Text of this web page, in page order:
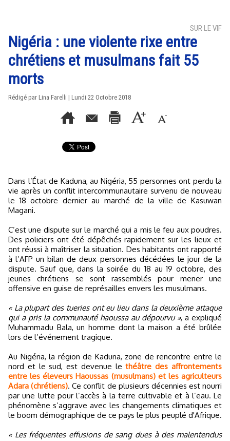
SUR LE VIF
Nigéria : une violente rixe entre
chrétiens et musulmans fait 55
morts
Rédigé par Lina Farelli | Lundi 22 Octobre 2018
Dans l’État de Kaduna, au Nigéria, 55 personnes ont perdu la
vie après un conflit intercommunautaire survenu de nouveau
le 18 octobre dernier au marché de la ville de Kasuwan
Magani.
C’est une dispute sur le marché qui a mis le feu aux poudres.
Des policiers ont été dépêchés rapidement sur les lieux et
ont réussi à maîtriser la situation. Des habitants ont rapporté
à l’AFP un bilan de deux personnes décédées le jour de la
dispute. Sauf que, dans la soirée du 18 au 19 octobre, des
jeunes chrétiens se sont rassemblés pour mener une
offensive en guise de représailles envers les musulmans.
« La plupart des tueries ont eu lieu dans la deuxième attaque
qui a pris la communauté haoussa au dépourvu », a expliqué
Muhammadu Bala, un homme dont la maison a été brûlée
lors de l’événement tragique.
Au Nigéria, la région de Kaduna, zone de rencontre entre le
nord et le sud, est devenue lethéâtre des affrontements
entre les éleveurs Haoussas (musulmans) et les agriculteurs
Adara (chrétiens). Ce conflit de plusieurs décennies est nourri
par une lutte pour l’accès à la terre cultivable et à l’eau. Le
phénomène s’aggrave avec les changements climatiques et
le boom démographique de ce pays le plus peuplé d'Afrique.
« Les fréquentes effusions de sang dues à des malentendus